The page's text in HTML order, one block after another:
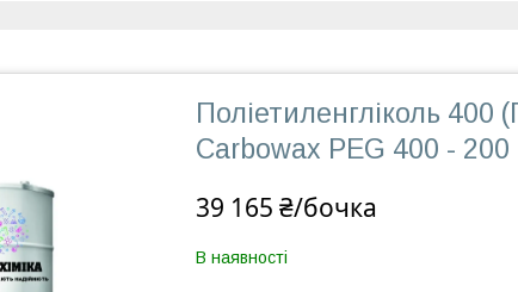
Поліетиленгліколь 400
Carbowax PEG 400 - 200
39 165 ₴/бочка
В наявності